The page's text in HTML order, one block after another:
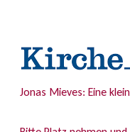
Jonas Mieves: Eine